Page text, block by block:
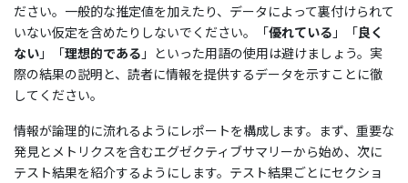
ださい。一般的な推定値を加えたり、データによって裏付けられて
いない仮定を含めたりしないでください。「優れている 」「良く
ない 」「理想的である 」といった用語の使用は避けましょう。実
際の結果の説明と、読者に情報を提供するデータを示すことに徹
してください。
情報が論理的に流れるようにレポートを構成します。まず、重要な
発見とメトリクスを含むエグゼクティブサマリーから始め、次に
テスト結果を紹介するようにします。テスト結果ごとにセクショ